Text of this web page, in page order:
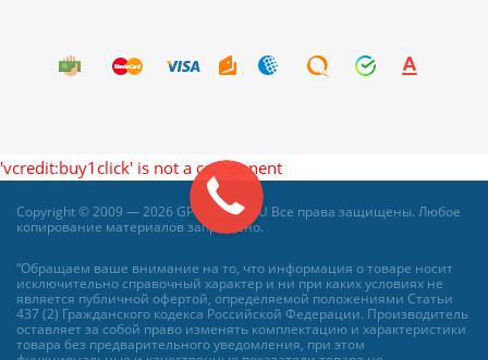
'vcredit:buy1click' is not a component
Copyright © 2009 — 2026 GPS-AUDIO.RU Все права защищены. Любое
копирование материалов запрещено.
“Обращаем ваше внимание на то, что информация о товаре носит
исключительно справочный характер и ни при каких условиях не
является публичной офертой, определяемой положениями Статьи
437 (2) Гражданского кодекса Российской Федерации. Производитель
оставляет за собой право изменять комплектацию и характеристики
товара без предварительного уведомления, при этом